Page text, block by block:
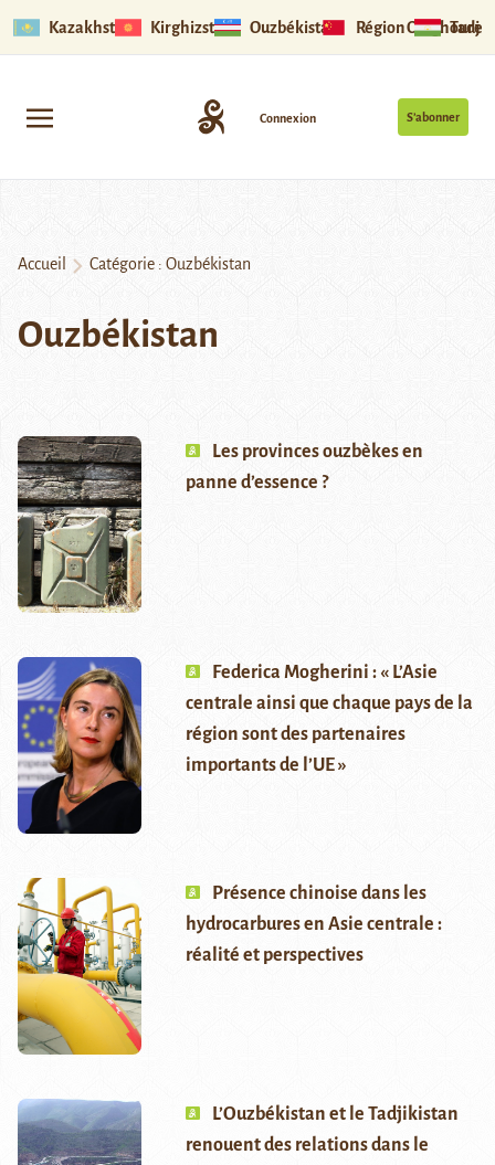
Kazakhstan Kirghizstan Ouzbékistan Région Ouïghoure
S’abonner
Connexion
Accueil Catégorie : Ouzbékistan
Ouzbékistan
Les provinces ouzbèkes en
panne d’essence ?
Federica Mogherini : « L’Asie
centrale ainsi que chaque pays de la
région sont des partenaires
importants de l’UE »
Présence chinoise dans les
hydrocarbures en Asie centrale :
réalité et perspectives
L’Ouzbékistan et le Tadjikistan
renouent des relations dans le